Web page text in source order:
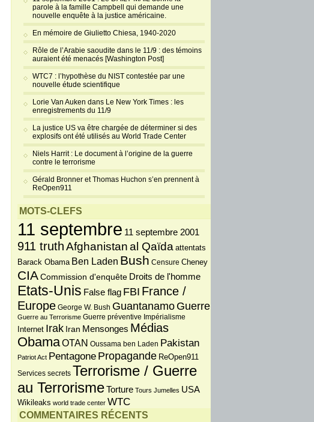
parole à la famille Campbell qui demande une
nouvelle enquête à la justice américaine.
En mémoire de Giulietto Chiesa, 1940-2020
Rôle de l’Arabie saoudite dans le 11/9 : des témoins
auraient été menacés [Washington Post]
WTC7 : l’hypothèse du NIST contestée par une
nouvelle étude scientifique
Lorie Van Auken dans Le New York Times : les
enregistrements du 11/9
La justice US va être chargée de déterminer si des
explosifs ont été utilisés au World Trade Center
Niels Harrit : Le document à l’origine de la guerre
contre le terrorisme
Gérald Bronner et Thomas Huchon s’en prennent à
ReOpen911
MOTS-CLEFS
11 septembre 11 septembre 2001
911 truthAfghanistanal Qaïda attentats
Barack Obama Ben Laden Bush Censure Cheney
CIA Commission d'enquête Droits de l'homme
Etats-Unis False flag FBI France /
Europe George W. Bush Guantanamo Guerre
Guerre au Terrorisme Guerre préventive Impérialisme
Internet Irak Iran Mensonges Médias
ObamaOTAN Oussama ben Laden Pakistan
Patriot Act Pentagone Propagande ReOpen911
Services secrets Terrorisme / Guerre
au TerrorismeTorture Tours Jumelles USA
Wikileaks world trade center WTC
COMMENTAIRES RÉCENTS